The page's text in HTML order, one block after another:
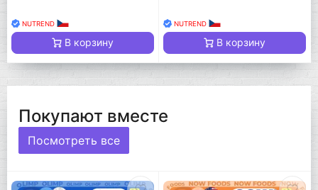
NUTREND
В корзину
NUTREND
В корзину
Покупают вместе
Посмотреть все